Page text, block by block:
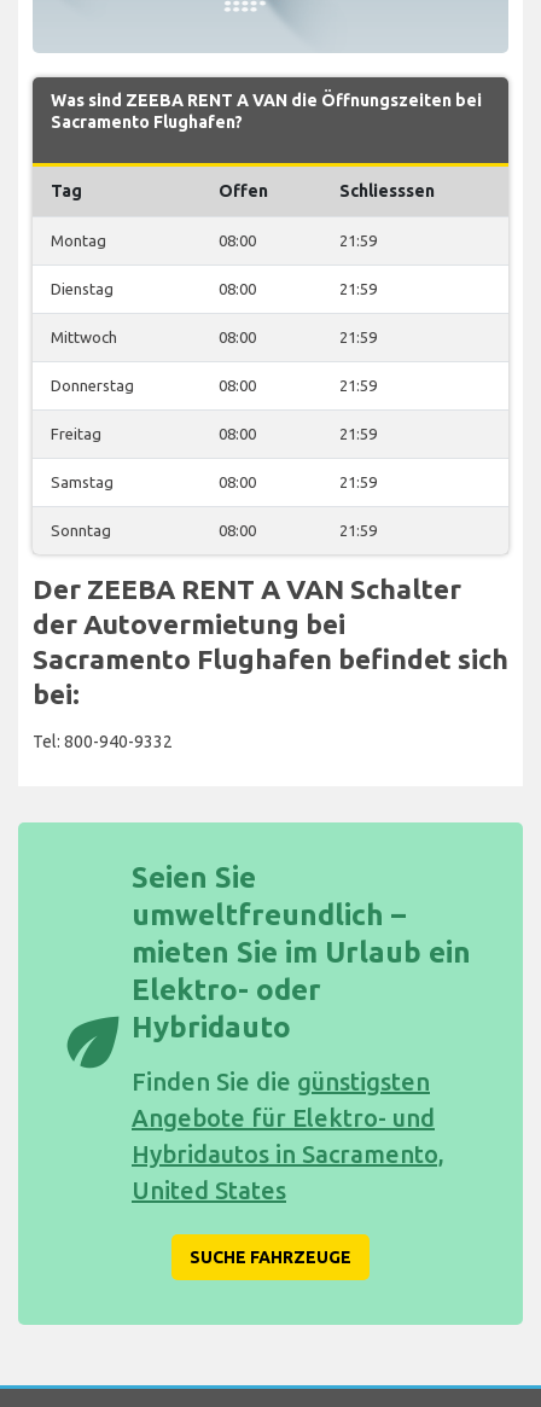
Was sind ZEEBA RENT A VAN die Öffnungszeiten bei
Sacramento Flughafen?
Tag Offen Schliesssen
Montag 08:00 21:59
Dienstag 08:00 21:59
Mittwoch 08:00 21:59
Donnerstag 08:00 21:59
Freitag 08:00 21:59
Samstag 08:00 21:59
Sonntag 08:00 21:59
Der ZEEBA RENT A VAN Schalter
der Autovermietung bei
Sacramento Flughafen befindet sich
bei:
Tel: 800-940-9332
eco
Seien Sie
umweltfreundlich –
mieten Sie im Urlaub ein
Elektro- oder
Hybridauto
Finden Sie die günstigsten
Angebote für Elektro- und
Hybridautos in Sacramento,
United States
SUCHE FAHRZEUGE